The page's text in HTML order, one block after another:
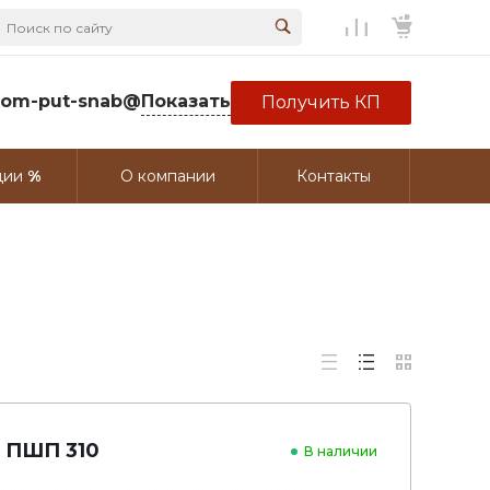
put-snab@Показать Получить КП
О компании Контакты
ПШП 310 В наличии